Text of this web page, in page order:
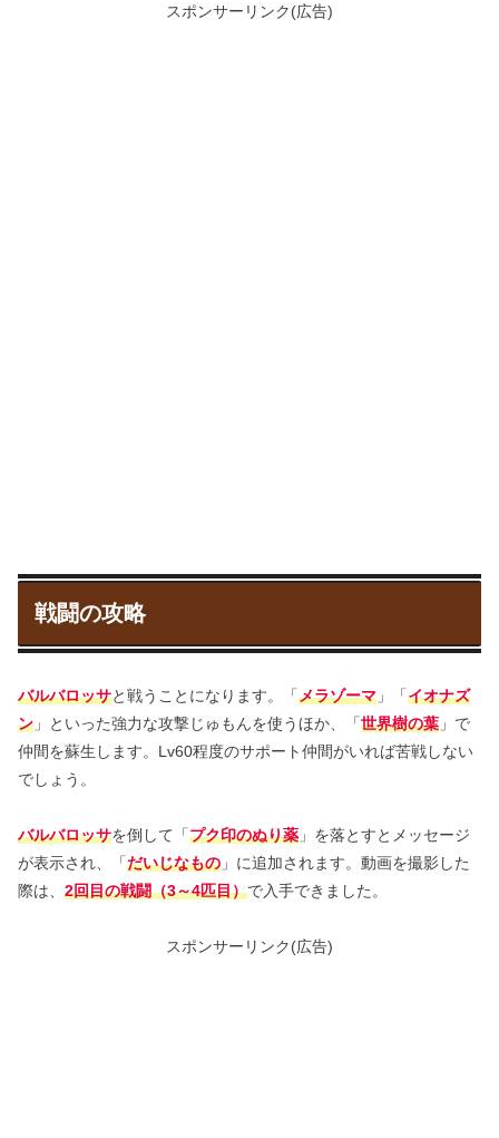
スポンサーリンク(広告)
戦闘の攻略
バルバロッサと戦うことになります。「メラゾーマ 」「イオナズ
ン 」といった強力な攻撃じゅもんを使うほか、「世界樹の葉 」で
仲間を蘇生します。Lv60程度のサポート仲間がいれば苦戦しない
でしょう。
バルバロッサを倒して「プク印のぬり薬 」を落とすとメッセージ
が表示され、「だいじなもの 」に追加されます。動画を撮影した
際は、 2回目の戦闘（3～4匹目）で入手できました。
スポンサーリンク(広告)